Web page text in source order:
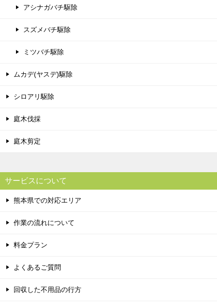
アシナガバチ駆除
スズメバチ駆除
ミツバチ駆除
ムカデ(ヤスデ)駆除
シロアリ駆除
庭木伐採
庭木剪定
サービスについて
熊本県での対応エリア
作業の流れについて
料金プラン
よくあるご質問
回収した不用品の行方